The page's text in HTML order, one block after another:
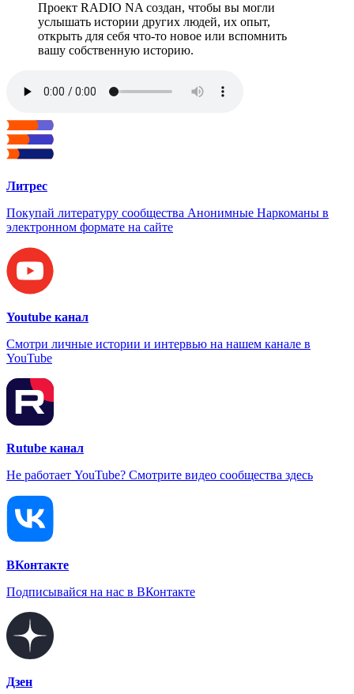
Проект RADIO NA создан, чтобы вы могли
услышать истории других людей, их опыт,
открыть для себя что-то новое или вспомнить
вашу собственную историю.
Литрес
Покупай литературу сообщества Анонимные Наркоманы в
электронном формате на сайте
Youtube канал
Смотри личные истории и интервью на нашем канале в
YouTube
Rutube канал
Не работает YouTube? Смотрите видео сообщества здесь
ВКонтакте
Подписывайся на нас в ВКонтакте
Дзен